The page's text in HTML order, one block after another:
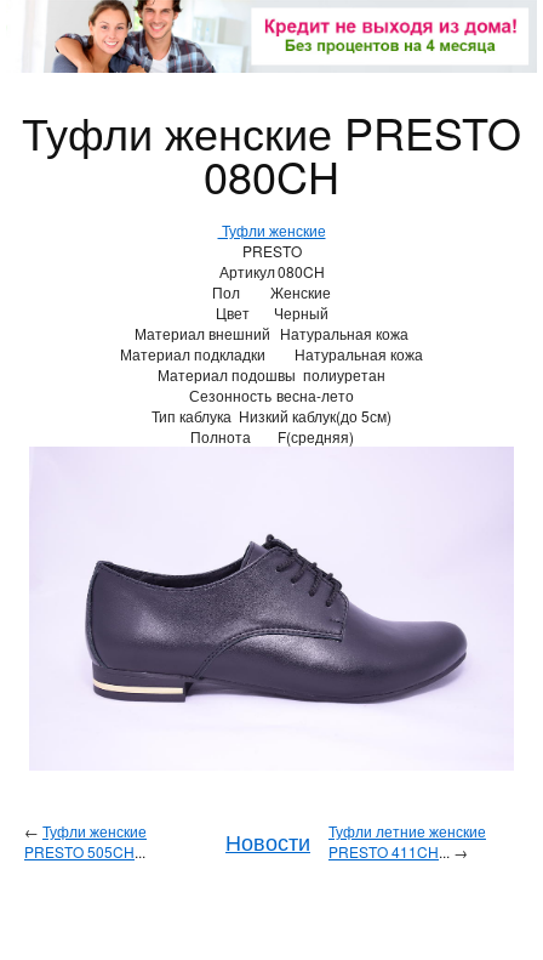
Туфли женские PRESTO
080CH
Туфли женские
PRESTO
Артикул080CH
Пол
Женские
Цвет
Черный
Материал внешний Натуральная кожа
Материал подкладки
Натуральная кожа
Материал подошвы полиуретан
Сезонность весна-лето
Тип каблука Низкий каблук(до 5см)
Полнота
F(средняя)
← Туфли женские
PRESTO 505CH... Новости
Туфли летние женские
PRESTO 411CH... →